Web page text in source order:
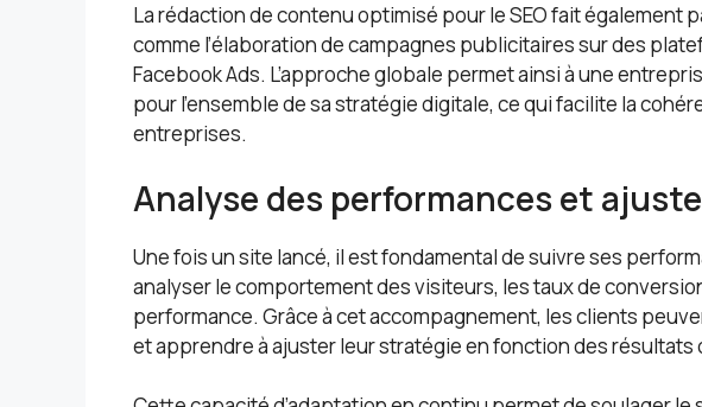
La rédaction de contenu optimisé pour le SEO fait également
comme l’élaboration de campagnes publicitaires sur des
Facebook Ads. L’approche globale permet ainsi à une
pour l’ensemble de sa stratégie digitale, ce qui facilite la
entreprises.
Analyse des performances et
Une fois un site lancé, il est fondamental de suivre ses
analyser le comportement des visiteurs, les taux de
performance. Grâce à cet accompagnement, les clients
et apprendre à ajuster leur stratégie en fonction des résultats